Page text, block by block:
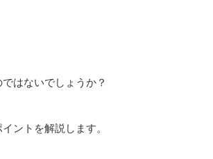
はないでしょうか？
ントを解説します。